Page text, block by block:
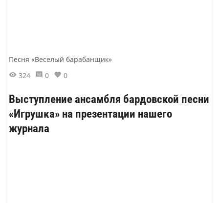
Песня «Веселый барабанщик»
324
0 0
Выступление ансамбля бардовской песни
«Игрушка» на презентации нашего
журнала